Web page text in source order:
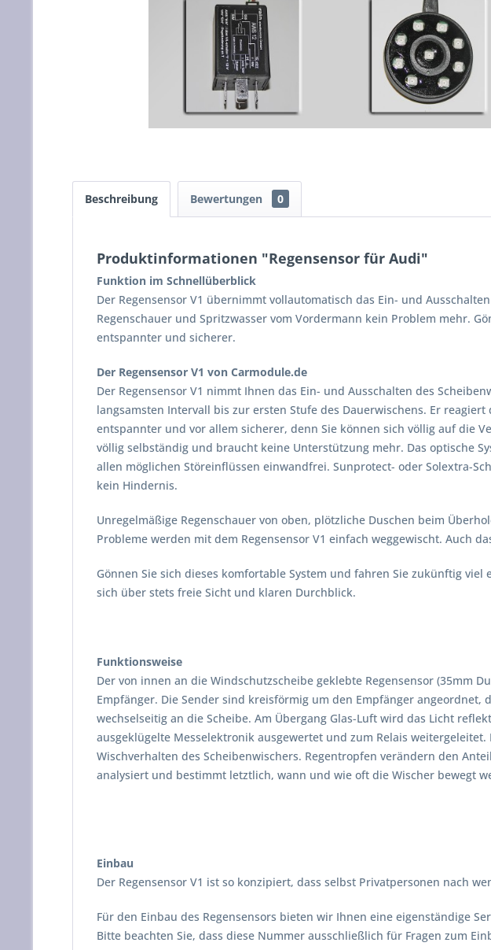
Beschreibung Bewertungen 0
Produktinformationen "Regensensor für Audi"
Funktion im Schnellüberblick
Der Regensensor V1 übernimmt vollautomatisch das Ein- und
Regenschauer und Spritzwasser vom Vordermann kein Problem mehr.
entspannter und sicherer.
Der Regensensor V1 von Carmodule.de
Der Regensensor V1 nimmt Ihnen das Ein- und Ausschalten des
langsamsten Intervall bis zur ersten Stufe des Dauerwischens. Er
entspannter und vor allem sicherer, denn Sie können sich völlig auf die
völlig selbständig und braucht keine Unterstützung mehr. Das optische
allen möglichen Störeinflüssen einwandfrei. Sunprotect- oder Solextra-
kein Hindernis.
Unregelmäßige Regenschauer von oben, plötzliche Duschen beim
Probleme werden mit dem Regensensor V1 einfach weggewischt. Auch
Gönnen Sie sich dieses komfortable System und fahren Sie zukünftig
sich über stets freie Sicht und klaren Durchblick.
Funktionsweise
Der von innen an die Windschutzscheibe geklebte Regensensor (35mm
Empfänger. Die Sender sind kreisförmig um den Empfänger
wechselseitig an die Scheibe. Am Übergang Glas-Luft wird das Licht
ausgeklügelte Messelektronik ausgewertet und zum Relais
Wischverhalten des Scheibenwischers. Regentropfen verändern den
analysiert und bestimmt letztlich, wann und wie oft die Wischer bewegt
Einbau
Der Regensensor V1 ist so konzipiert, dass selbst Privatpersonen nach
Für den Einbau des Regensensors bieten wir Ihnen eine eigenständige
Bitte beachten Sie, dass diese Nummer ausschließlich für Fragen zum